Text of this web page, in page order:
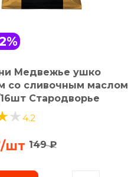
%
Медвежье ушко
со сливочным маслом
Стародворье
4.2
/шт 149₽